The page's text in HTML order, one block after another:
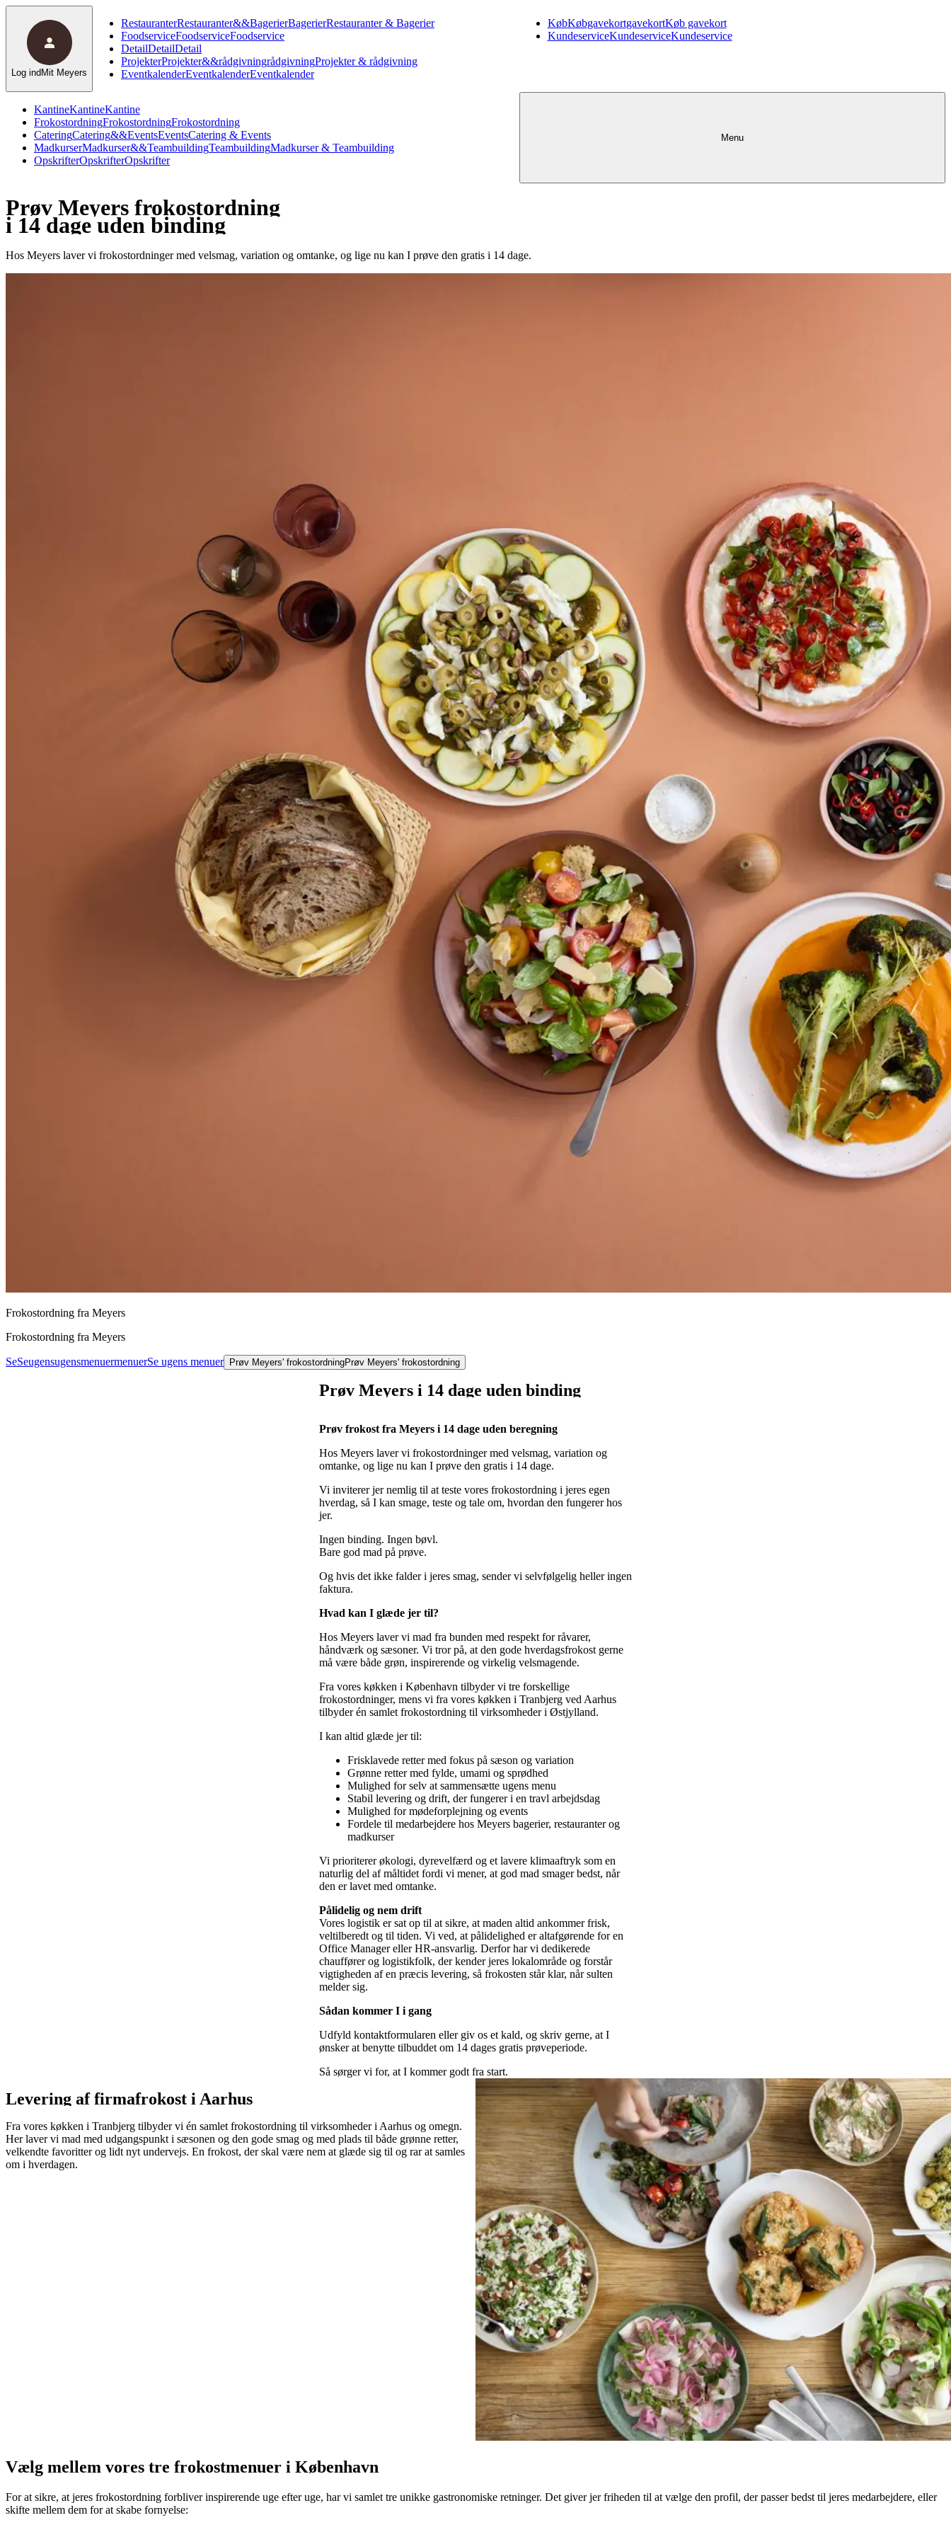
KantineKantineKantine
FrokostordningFrokostordningFrokostordning
CateringCatering&&EventsEventsCatering & Events
MadkurserMadkurser&&TeambuildingTeambuildingMadkurser & Teambuilding
OpskrifterOpskrifterOpskrifter
RestauranterRestauranter&&BagerierBagerierRestauranter & Bagerier
FoodserviceFoodserviceFoodservice
DetailDetailDetail
ProjekterProjekter&&rådgivningrådgivningProjekter & rådgivning
EventkalenderEventkalenderEventkalender
KøbKøbgavekortgavekortKøb gavekort
KundeserviceKundeserviceKundeservice
Log ind Mit Meyers
Menu
Prøv Meyers frokostordning
i 14 dage uden binding
Hos Meyers laver vi frokostordninger med velsmag, variation og omtanke, og lige nu kan I prøve den gratis i 14 dage.
Frokostordning fra Meyers
Frokostordning fra Meyers
SeSeugensugensmenuermenuerSe ugens menuer Prøv Meyers' frokostordningPrøv Meyers' frokostordning
Prøv Meyers i 14 dage uden binding
Prøv frokost fra Meyers i 14 dage uden beregning
Hos Meyers laver vi frokostordninger med velsmag, variation og
omtanke, og lige nu kan I prøve den gratis i 14 dage.
Vi inviterer jer nemlig til at teste vores frokostordning i jeres egen
hverdag, så I kan smage, teste og tale om, hvordan den fungerer hos
jer.
Ingen binding. Ingen bøvl.
Bare god mad på prøve.
Og hvis det ikke falder i jeres smag, sender vi selvfølgelig heller ingen
faktura.
Hvad kan I glæde jer til?
Hos Meyers laver vi mad fra bunden med respekt for råvarer,
håndværk og sæsoner. Vi tror på, at den gode hverdagsfrokost gerne
må være både grøn, inspirerende og virkelig velsmagende.
Fra vores køkken i København tilbyder vi tre forskellige
frokostordninger, mens vi fra vores køkken i Tranbjerg ved Aarhus
tilbyder én samlet frokostordning til virksomheder i Østjylland.
I kan altid glæde jer til:
Frisklavede retter med fokus på sæson og variation
Grønne retter med fylde, umami og sprødhed
Mulighed for selv at sammensætte ugens menu
Stabil levering og drift, der fungerer i en travl arbejdsdag
Mulighed for mødeforplejning og events
Fordele til medarbejdere hos Meyers bagerier, restauranter og
madkurser
Vi prioriterer økologi, dyrevelfærd og et lavere klimaaftryk som en
naturlig del af måltidet fordi vi mener, at god mad smager bedst, når
den er lavet med omtanke.
Pålidelig og nem drift
Vores logistik er sat op til at sikre, at maden altid ankommer frisk,
veltilberedt og til tiden. Vi ved, at pålidelighed er altafgørende for en
Office Manager eller HR-ansvarlig. Derfor har vi dedikerede
chauffører og logistikfolk, der kender jeres lokalområde og forstår
vigtigheden af en præcis levering, så frokosten står klar, når sulten
melder sig.
Sådan kommer I i gang
Udfyld kontaktformularen eller giv os et kald, og skriv gerne, at I
ønsker at benytte tilbuddet om 14 dages gratis prøveperiode.
Så sørger vi for, at I kommer godt fra start.
Levering af firmafrokost i Aarhus
Fra vores køkken i Tranbjerg tilbyder vi én samlet frokostordning til virksomheder i Aarhus og omegn.
Her laver vi mad med udgangspunkt i sæsonen og den gode smag og med plads til både grønne retter,
velkendte favoritter og lidt nyt undervejs. En frokost, der skal være nem at glæde sig til og rar at samles
om i hverdagen.
Vælg mellem vores tre frokostmenuer i København
For at sikre, at jeres frokostordning forbliver inspirerende uge efter uge, har vi samlet tre unikke gastronomiske retninger. Det giver jer friheden til at vælge den profil, der passer bedst til jeres medarbejdere, eller
skifte mellem dem for at skabe fornyelse: